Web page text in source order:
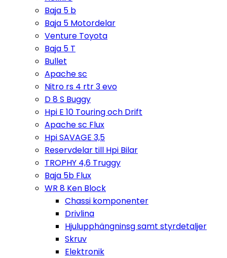
Baja 5 b
Baja 5 Motordelar
Venture Toyota
Baja 5 T
Bullet
Apache sc
Nitro rs 4 rtr 3 evo
D 8 S Buggy
Hpi E 10 Touring och Drift
Apache sc Flux
Hpi SAVAGE 3,5
Reservdelar till Hpi Bilar
TROPHY 4,6 Truggy
Baja 5b Flux
WR 8 Ken Block
Chassi komponenter
Drivlina
Hjulupphängninsg samt styrdetaljer
Skruv
Elektronik